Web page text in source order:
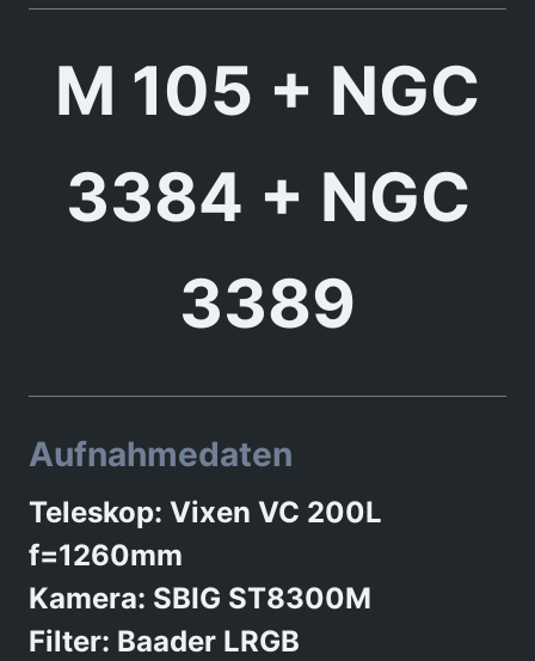
M 105 + NGC
3384 + NGC
3389
Aufnahmedaten
Teleskop: Vixen VC 200L
f=1260mm
Kamera: SBIG ST8300M
Filter: Baader LRGB